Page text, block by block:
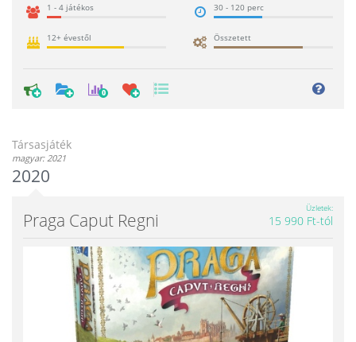
1 - 4 játékos 30 - 120 perc
12+ évestől Összetett
0
Társasjáték
magyar: 2021
2020
Praga Caput Regni
Üzletek
15 990 Ft-tól